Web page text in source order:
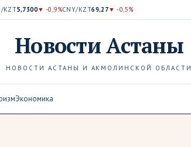
KZT5,7300▼ -0,9%CNY/KZT69,27▼ -0,5%
НовостиАстаны
НОВОСТИ АСТАНЫ И АКМОЛИНСКОЙ ОБЛАСТИ
Экономика